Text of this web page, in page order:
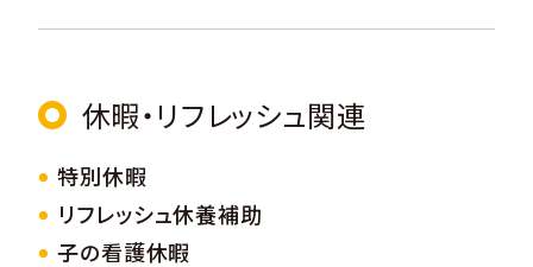
休暇・リフレッシュ関連
特別休暇
リフレッシュ休養補助
子の看護休暇